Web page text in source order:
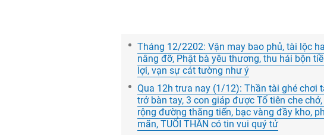
Tháng 12/2202: Vận may bao phủ, tài lộc
nâng đỡ, Phật bà yêu thương, thu hái bộn
lợi, vạn sự cát tường như ý
Qua 12h trưa nay (1/12): Thần tài ghé chơi
trở bàn tay, 3 con giáp được Tổ tiên che
rộng đường thăng tiến, bạc vàng đầy kho,
mãn, TUỔI THÂN có tin vui quý tử